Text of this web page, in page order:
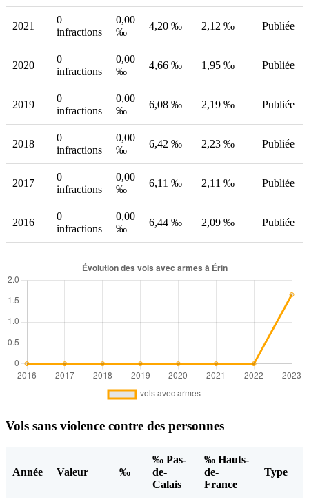
2021
0
infractions
0,00
‰
4,20 ‰ 2,12 ‰ Publiée
2020
0
infractions
0,00
‰
4,66 ‰ 1,95 ‰ Publiée
2019
0
infractions
0,00
‰
6,08 ‰ 2,19 ‰ Publiée
2018
0
infractions
0,00
‰
6,42 ‰ 2,23 ‰ Publiée
2017
0
infractions
0,00
‰
6,11 ‰ 2,11 ‰ Publiée
2016
0
infractions
0,00
‰
6,44 ‰ 2,09 ‰ Publiée
Vols sans violence contre des personnes
Année Valeur ‰
‰ Pas-
de-
Calais
‰ Hauts-
de-
France
Type